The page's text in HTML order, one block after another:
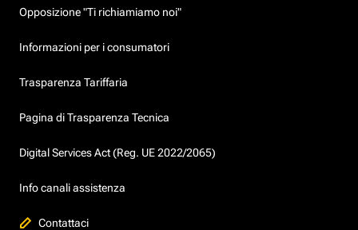
Opposizione "Ti richiamiamo noi"
Informazioni per i consumatori
Trasparenza Tariffaria
Pagina di Trasparenza Tecnica
Digital Services Act (Reg. UE 2022/2065)
Info canali assistenza
Contattaci